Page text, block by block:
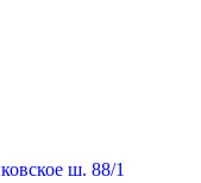
ш. 88/1